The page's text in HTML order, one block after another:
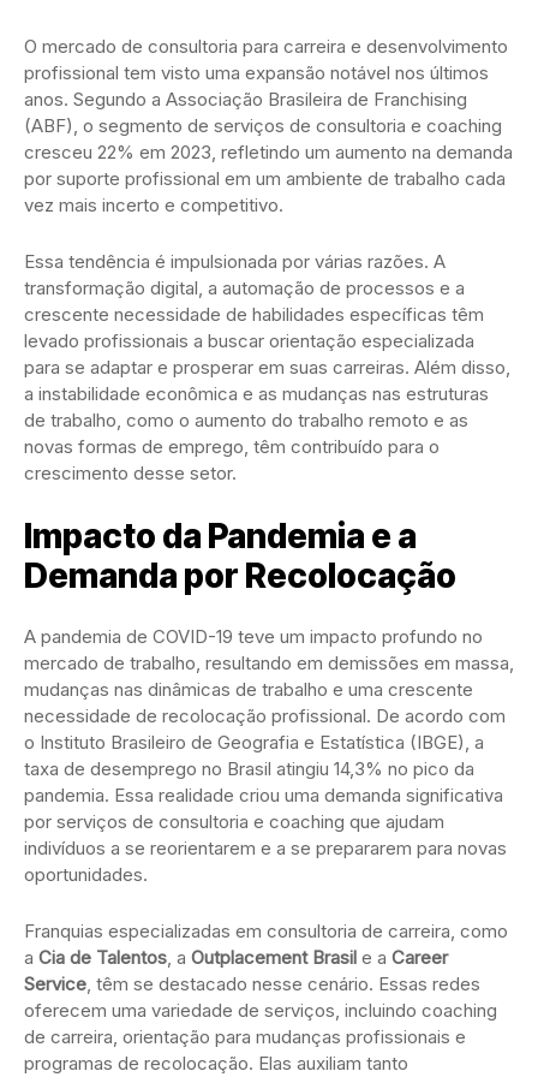
O mercado de consultoria para carreira e desenvolvimento
profissional tem visto uma expansão notável nos últimos
anos. Segundo a Associação Brasileira de Franchising
(ABF), o segmento de serviços de consultoria e coaching
cresceu 22% em 2023, refletindo um aumento na demanda
por suporte profissional em um ambiente de trabalho cada
vez mais incerto e competitivo.
Essa tendência é impulsionada por várias razões. A
transformação digital, a automação de processos e a
crescente necessidade de habilidades específicas têm
levado profissionais a buscar orientação especializada
para se adaptar e prosperar em suas carreiras. Além disso,
a instabilidade econômica e as mudanças nas estruturas
de trabalho, como o aumento do trabalho remoto e as
novas formas de emprego, têm contribuído para o
crescimento desse setor.
Impacto da Pandemia e a
Demanda por Recolocação
A pandemia de COVID-19 teve um impacto profundo no
mercado de trabalho, resultando em demissões em massa,
mudanças nas dinâmicas de trabalho e uma crescente
necessidade de recolocação profissional. De acordo com
o Instituto Brasileiro de Geografia e Estatística (IBGE), a
taxa de desemprego no Brasil atingiu 14,3% no pico da
pandemia. Essa realidade criou uma demanda significativa
por serviços de consultoria e coaching que ajudam
indivíduos a se reorientarem e a se prepararem para novas
oportunidades.
Franquias especializadas em consultoria de carreira, como
a Cia de Talentos, a Outplacement Brasil e a Career
Service, têm se destacado nesse cenário. Essas redes
oferecem uma variedade de serviços, incluindo coaching
de carreira, orientação para mudanças profissionais e
programas de recolocação. Elas auxiliam tanto